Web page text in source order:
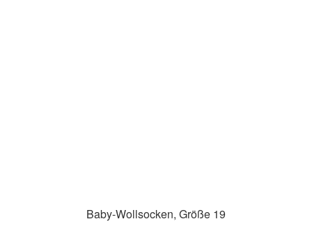
Baby-Wollsocken, Größe 19